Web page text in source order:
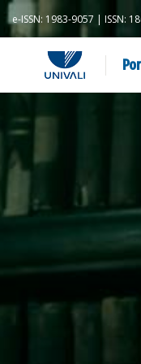
e-ISSN: 1983-9057 | ISSN: